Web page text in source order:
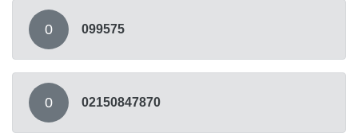
0 099575
0 02150847870